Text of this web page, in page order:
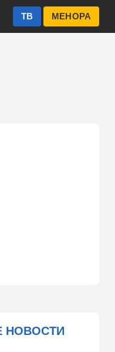
МЕНОРА
ТВ
НОВОСТИ